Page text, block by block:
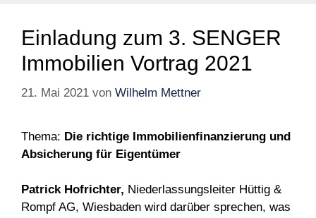
Einladung zum 3. SENGER
Immobilien Vortrag 2021
21. Mai 2021 von Wilhelm Mettner
Thema: Die richtige Immobilienfinanzierung und
Absicherung für Eigentümer
Patrick Hofrichter, Niederlassungsleiter Hüttig &
Rompf AG, Wiesbaden wird darüber sprechen, was